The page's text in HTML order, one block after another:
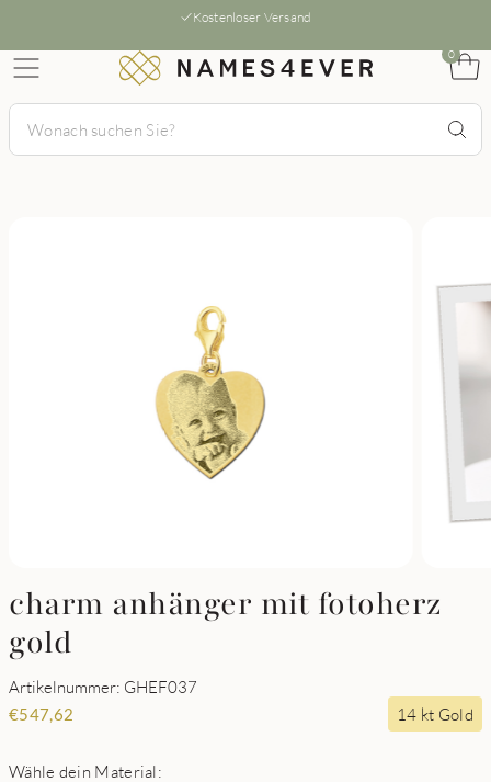
Kostenloser Versand
0
charm anhänger mit fotoherz
gold
Artikelnummer: GHEF037
€547,62 14 kt Gold
Wähle dein Material: